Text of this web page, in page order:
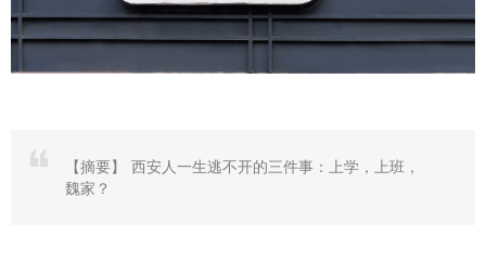
【摘要】
西安人一生逃不开的三件事：上学，上班，
魏家？